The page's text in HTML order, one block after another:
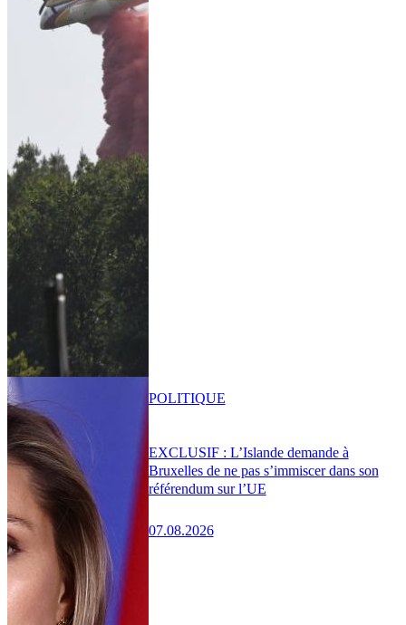
EXCLUSIF : L’Islande demande à
Bruxelles de ne pas s’immiscer dans son
référendum sur l’UE
07.08.2026
POLITIQUE